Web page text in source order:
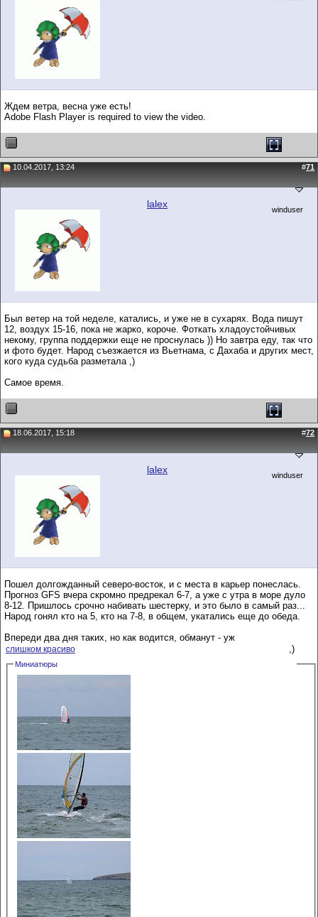
Ждем ветра, весна уже есть!
Adobe Flash Player is required to view the video.
10.04.2017, 13:24 #71
lalex winduser
Был ветер на той неделе, катались, и уже не в сухарях. Вода пишут
12, воздух 15-16, пока не жарко, короче. Фоткать хладоустойчивых
некому, группа поддержки еще не проснулась )) Но завтра еду, так что
и фото будет. Народ съезжается из Вьетнама, с Дахаба и других мест,
кого куда судьба разметала ,)
Самое время.
18.06.2017, 15:18 #72
lalex winduser
Пошел долгожданный северо-восток, и с места в карьер понеслась.
Прогноз GFS вчера скромно предрекал 6-7, а уже с утра в море дуло
8-12. Пришлось срочно набивать шестерку, и это было в самый раз...
Народ гонял кто на 5, кто на 7-8, в общем, укатались еще до обеда.
Впереди два дня таких, но как водится, обманут - уж
слишком красиво ,)
Миниатюры